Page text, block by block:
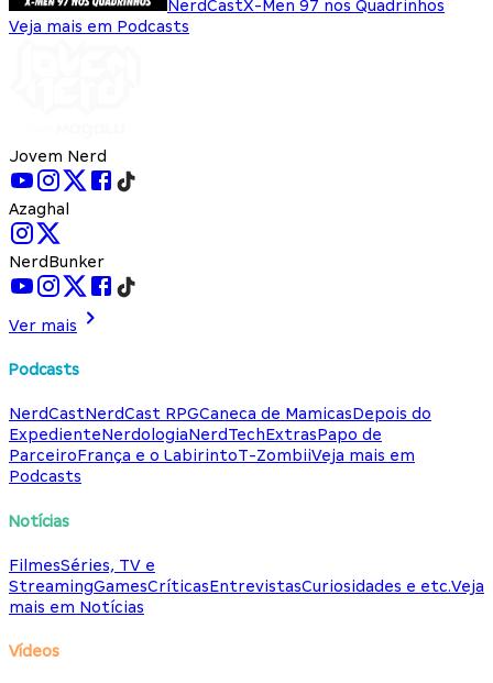
NerdCastX-Men 97 nos Quadrinhos
Veja mais em Podcasts
Jovem Nerd
Azaghal
NerdBunker
Ver mais
Podcasts
NerdCastNerdCast RPGCaneca de MamicasDepois do
ExpedienteNerdologiaNerdTechExtrasPapo de
ParceiroFrança e o LabirintoT-ZombiiVeja mais em
Podcasts
Notícias
FilmesSéries, TV e
StreamingGamesCríticasEntrevistasCuriosidades e etc.Veja
mais em Notícias
Vídeos